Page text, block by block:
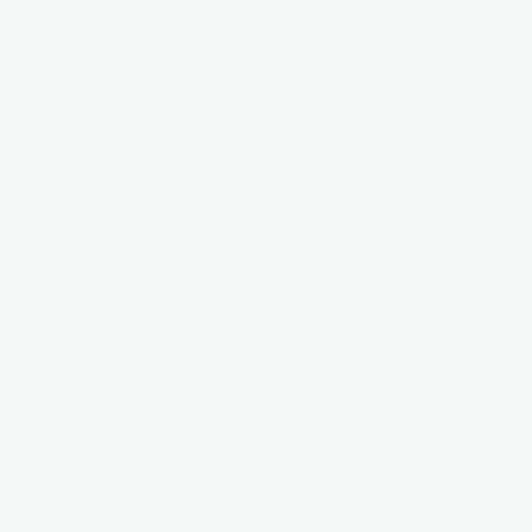
beeinflussen [1]. Die sozialen Netzwerke
mit kognitiven Beeinträchtigungen auf
Kognition über den Verlauf von 12 Monaten bei